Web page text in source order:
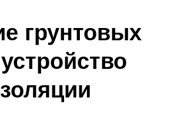
грунтовых